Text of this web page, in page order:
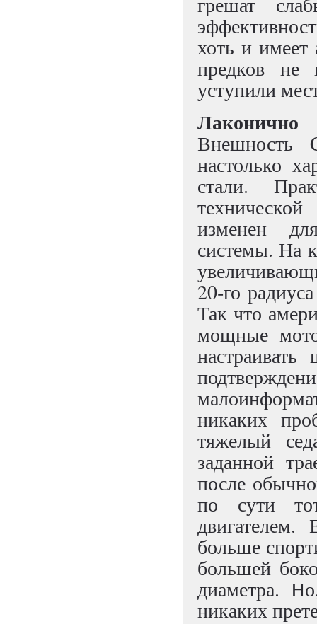
хоть и имеет
предков не
уступили
Лаконично
Внешность
настолько
стали.
изменен
системы. На
20‑го
Так что
мощные
никаких
тяжелый
заданной
после
по сути
двигателем.
больше
большей
диаметра.
никаких